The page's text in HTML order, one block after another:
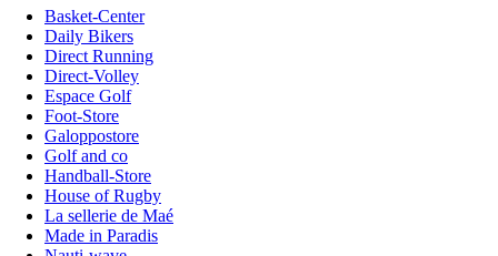
Basket-Center
Daily Bikers
Direct Running
Direct-Volley
Espace Golf
Foot-Store
Galoppostore
Golf and co
Handball-Store
House of Rugby
La sellerie de Maé
Made in Paradis